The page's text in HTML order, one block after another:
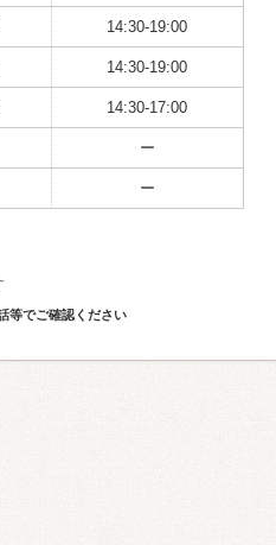
14:30-19:00
14:30-19:00
14:30-17:00
ー
ー
等でご確認ください